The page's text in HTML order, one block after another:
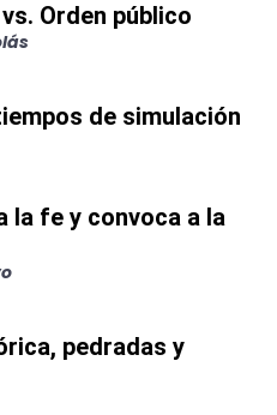
Orden público
de simulación
la fe y convoca a la
pedradas y